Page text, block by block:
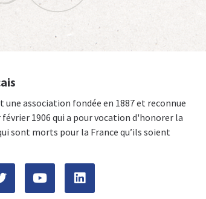
une association fondée en 1887 et reconnue
1906 qui a pour vocation d'honorer la
sont morts pour la France qu’ils soient